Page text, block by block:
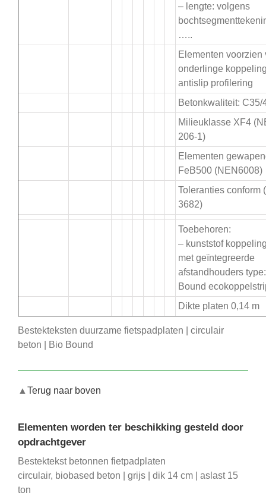
– lengte: volgens
…..
Elementen voorzien
onderlinge
antislip profilering
Betonkwaliteit: C35/
Milieuklasse XF4
206-1)
Elementen
FeB500 (NEN6008)
Toleranties conform
3682)
Toebehoren:
– kunststof
met geïntegreerde
afstandhouders
Bound
Dikte platen 0,14 m
Bestekteksten duurzame fietspadplaten | circulair
beton | Bio Bound
▲ Terug naar boven
Elementen worden ter beschikking gesteld door
opdrachtgever
Bestektekst betonnen fietpadplaten
circulair, biobased beton | grijs | dik 14 cm | aslast 15
ton